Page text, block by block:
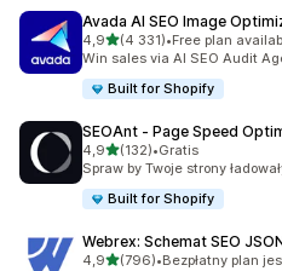
Avada AI SEO Image
4,9na 5 gwiazdek
(4 331)
Łączna liczba recenzji: 4331
•Free plan
Win sales via AI SEO Audit
Built for Shopify
SEOAnt ‑ Page Speed
4,9na 5 gwiazdek
(132)
Łączna liczba recenzji: 132
•Gratis
Spraw by Twoje strony
Built for Shopify
Webrex: Schemat SEO
4,9na 5 gwiazdek
(796)
Łączna liczba recenzji: 796
•Bezpłatny plan